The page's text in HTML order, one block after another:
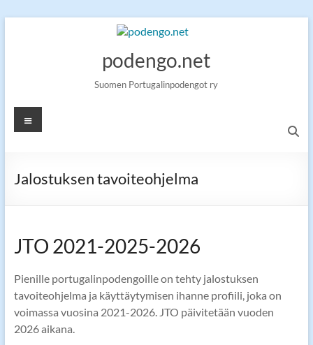
podengo.net
Suomen Portugalinpodengot ry
Valikko
Jalostuksen tavoiteohjelma
JTO 2021-2025-2026
Pienille portugalinpodengoille on tehty jalostuksen
tavoiteohjelma ja käyttäytymisen ihanne profiili, joka on
voimassa vuosina 2021-2026. JTO päivitetään vuoden
2026 aikana.